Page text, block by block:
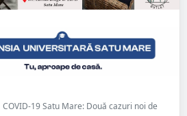
COVID-19 Satu Mare: Două cazuri noi de